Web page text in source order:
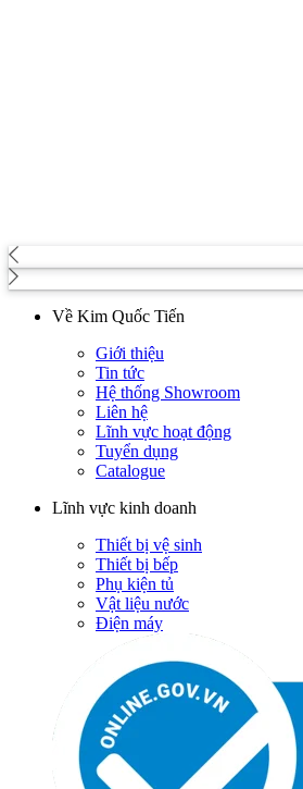
Về Kim Quốc Tiến
Giới thiệu
Tin tức
Hệ thống Showroom
Liên hệ
Lĩnh vực hoạt động
Tuyển dụng
Catalogue
Lĩnh vực kinh doanh
Thiết bị vệ sinh
Thiết bị bếp
Phụ kiện tủ
Vật liệu nước
Điện máy